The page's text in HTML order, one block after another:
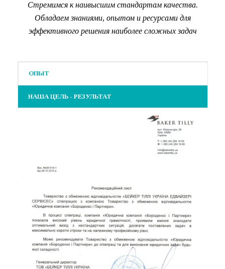
Стремимся к наивысшим стандартам качества.
Обладаем знаниями, опытом и ресурсами для
эффективного решения наиболее сложных задач
ОПЫТ
НАША ЦЕЛЬ - РЕЗУЛЬТАТ